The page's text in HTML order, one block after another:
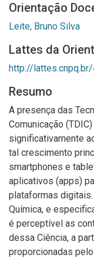
Orientação
Leite, Bruno Silva
Lattes da
http://
Resumo
A presença das
Comunicação
significativamente
tal crescimento
smartphones e
aplicativos (apps)
plataformas
Química, e
é perceptível as
dessa Ciência, a
proporcionadas